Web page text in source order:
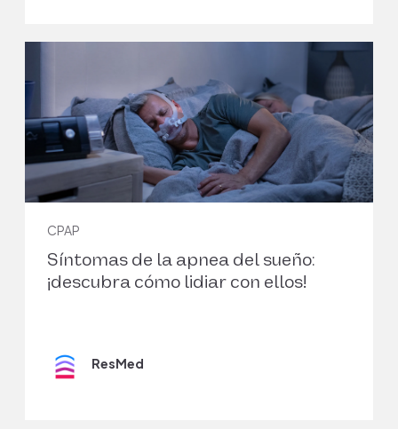
CPAP
Síntomas de la apnea del sueño:
¡descubra cómo lidiar con ellos!
ResMed